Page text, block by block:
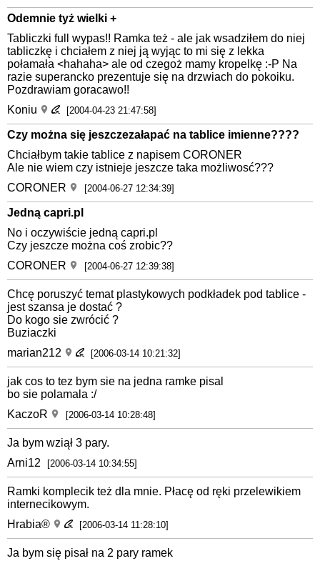
Odemnie tyż wielki +
Tabliczki full wypas!! Ramka też - ale jak wsadziłem do niej
tabliczkę i chciałem z niej ją wyjąc to mi się z lekka
połamała <hahaha> ale od czegoż mamy kropelkę :-P Na
razie superancko prezentuje się na drzwiach do pokoiku.
Pozdrawiam goracawo!!
Koniu
[2004-04-23 21:47:58]
Czy można się jeszczezałapać na tablice imienne????
Chciałbym takie tablice z napisem CORONER
Ale nie wiem czy istnieje jeszcze taka możliwosć???
CORONER
[2004-06-27 12:34:39]
Jedną capri.pl
No i oczywiście jedną capri.pl
Czy jeszcze można coś zrobic??
CORONER
[2004-06-27 12:39:38]
Chcę poruszyć temat plastykowych podkładek pod tablice -
jest szansa je dostać ?
Do kogo sie zwrócić ?
Buziaczki
marian212
[2006-03-14 10:21:32]
jak cos to tez bym sie na jedna ramke pisal
bo sie polamala :/
KaczoR
[2006-03-14 10:28:48]
Ja bym wziął 3 pary.
Arni12
[2006-03-14 10:34:55]
Ramki komplecik też dla mnie. Płacę od ręki przelewikiem
internecikowym.
Hrabia®
[2006-03-14 11:28:10]
Ja bym się pisał na 2 pary ramek